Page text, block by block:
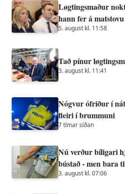
Løgtingsmaður
hann fer á
5. august kl. 11:58
Tað pínur
3. august kl. 11:41
Nógvur ófriður í
fleiri í brummuni
7 tímar síðan
Nú verður bíligari
bústað - men bara
3. august kl. 07:06